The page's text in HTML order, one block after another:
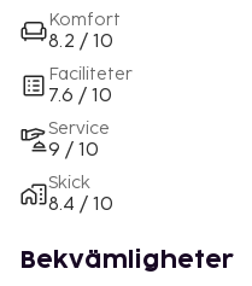
Komfort
8.2 / 10
Faciliteter
7.6 / 10
Service
9 / 10
Skick
8.4 / 10
Bekvämligheter